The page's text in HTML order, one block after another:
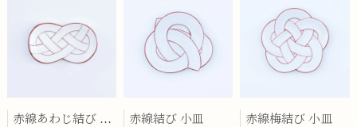
赤線あわじ結び 小皿
赤線結び 小皿
赤線梅結び 小皿